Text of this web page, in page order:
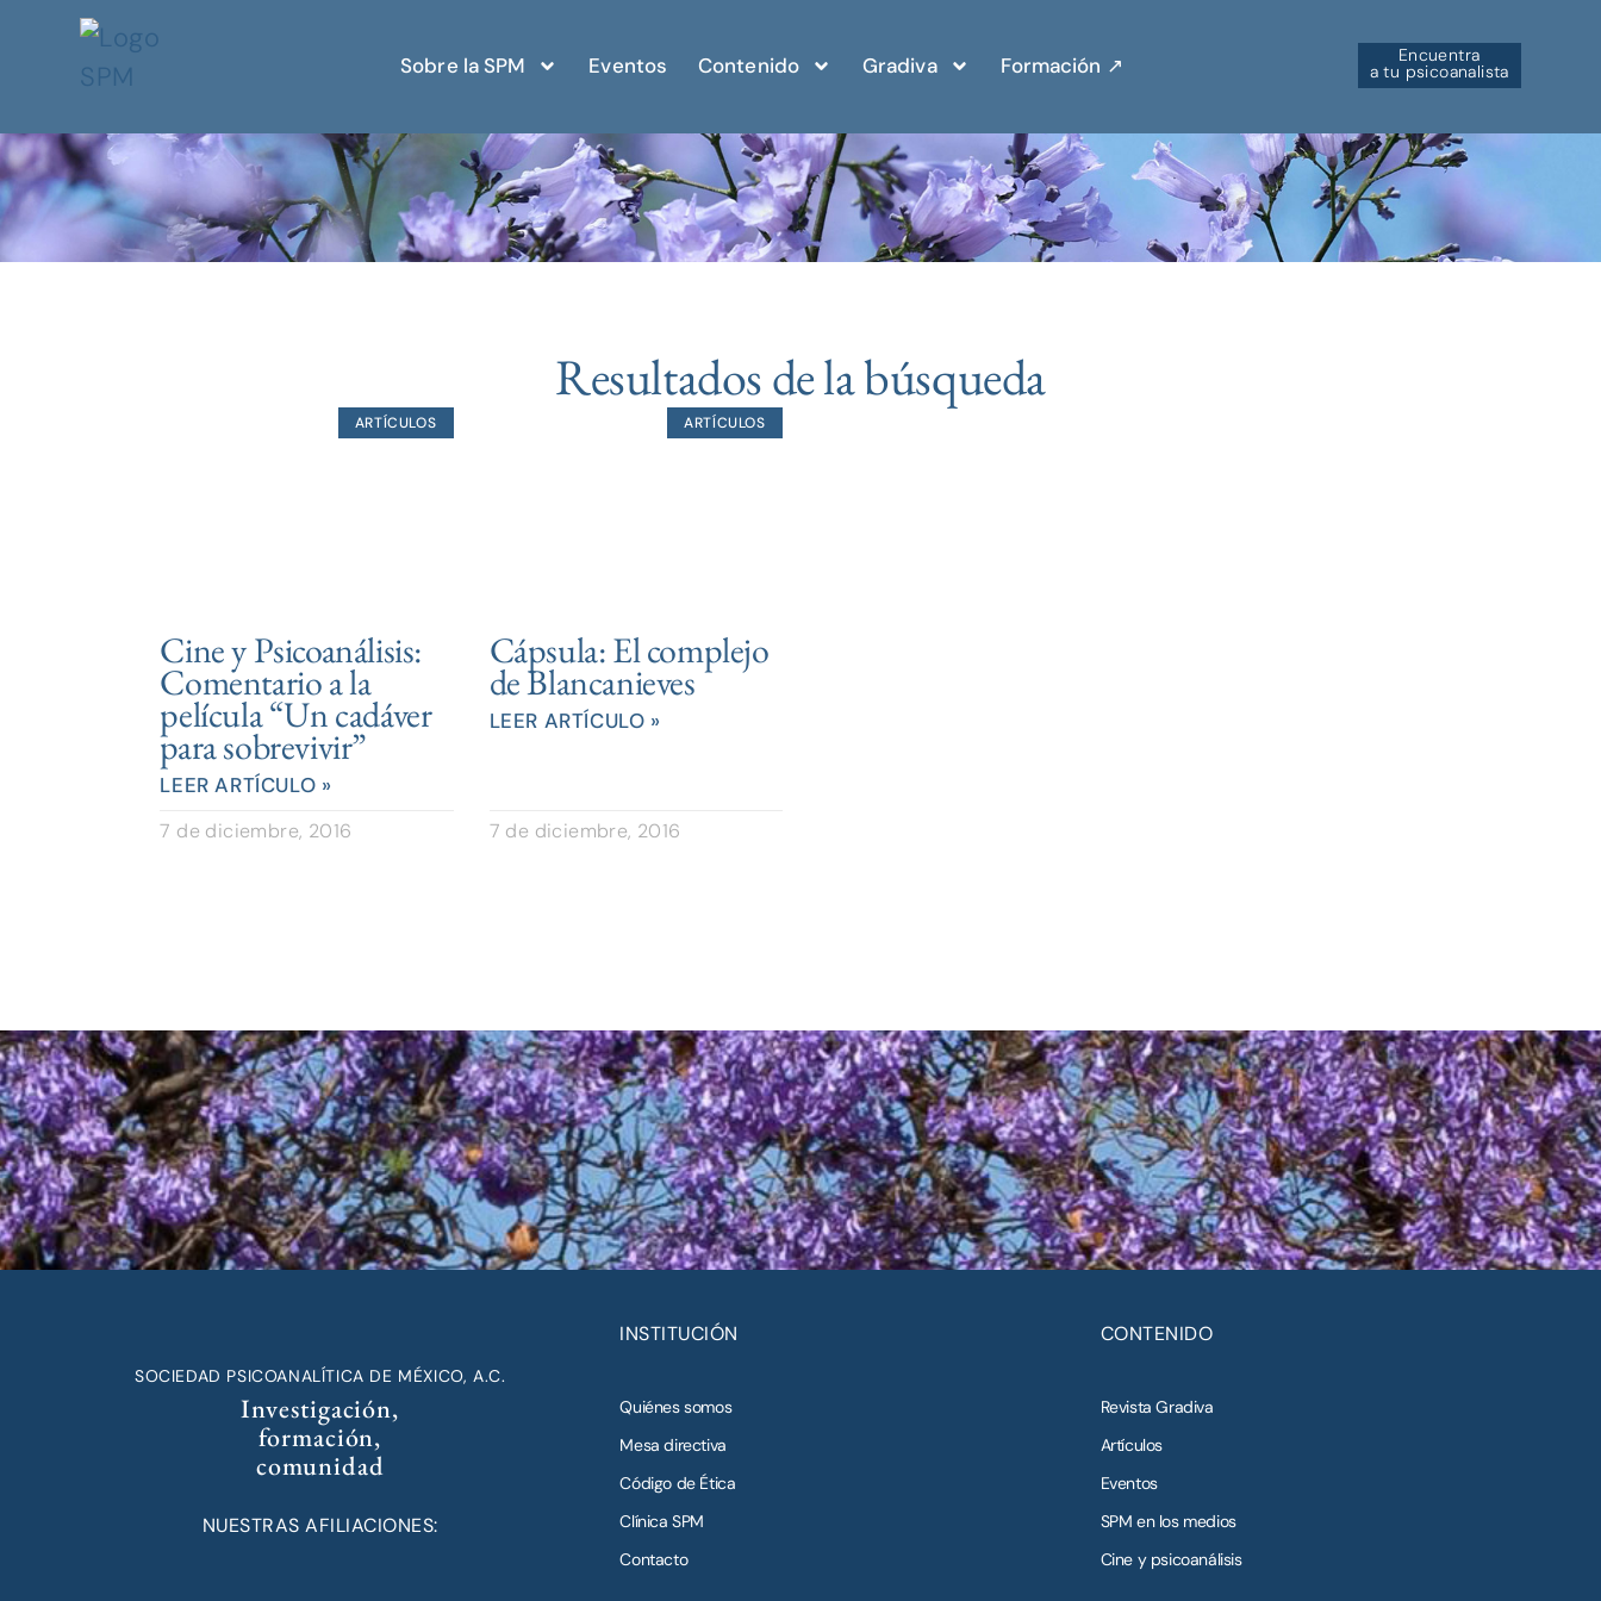
Sobre la SPM Eventos Contenido Gradiva Formación ↗︎ Encuentra
a tu psicoanalista
Resultados de la búsqueda
ARTÍCULOS
Cine y Psicoanálisis:
Comentario a la
película “Un cadáver
para sobrevivir”
LEER ARTÍCULO »
7 de diciembre, 2016
ARTÍCULOS
Cápsula: El complejo
de Blancanieves
LEER ARTÍCULO »
7 de diciembre, 2016
SOCIEDAD PSICOANALÍTICA DE MÉXICO, A.C.
Investigación,
formación,
comunidad
NUESTRAS AFILIACIONES:
INSTITUCIÓN
Quiénes somos
Mesa directiva
Código de Ética
Clínica SPM
Contacto
CONTENIDO
Revista Gradiva
Artículos
Eventos
SPM en los medios
Cine y psicoanálisis